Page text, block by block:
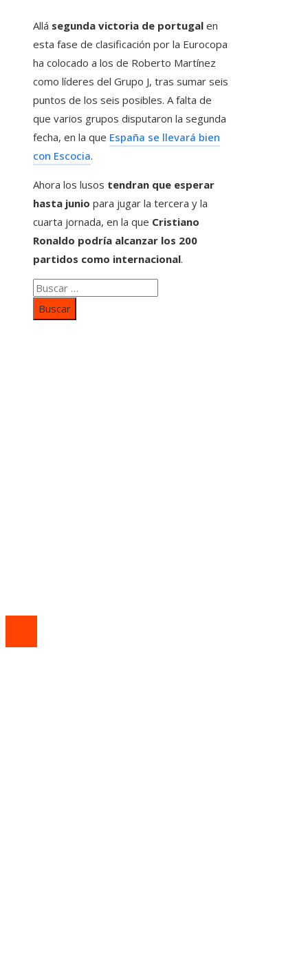
Allá segunda victoria de portugal en
esta fase de clasificación por la Eurocopa
ha colocado a los de Roberto Martínez
como líderes del Grupo J, tras sumar seis
puntos de los seis posibles. A falta de
que varios grupos disputaron la segunda
fecha, en la que España se llevará bien
con Escocia.
Ahora los lusos tendran que esperar
hasta junio para jugar la tercera y la
cuarta jornada, en la que Cristiano
Ronaldo podría alcanzar los 200
partidos como internacional.
Buscar: